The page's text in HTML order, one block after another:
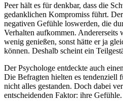
Peer hält es für denkbar, dass die
gedanklichen Kompromiss führt.
negativen Gefühle loswerden, die
Verhalten aufkommen. Andererseits
wenig genießen, sonst hätte er ja
können. Deshalb scheint ein
Der Psychologe entdeckte auch
Die Befragten hielten es tendenziell
nicht alles gestanden. Doch dabei
entscheidenden Faktor: ihre Gefühle.